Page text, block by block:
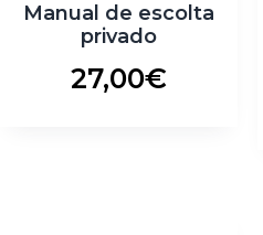
Manual de escolta
privado
27,00€